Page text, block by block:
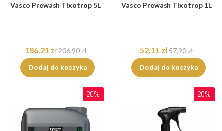
Vasco Prewash Tixotrop 5L
186,21 zł206,90 zł
Dodaj do koszyka
Vasco Prewash Tixotrop 1L
52,11 zł57,90 zł
Dodaj do koszyka
20% 20%